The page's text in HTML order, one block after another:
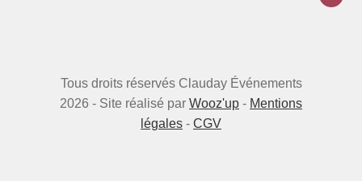
Tous droits réservés Clauday Événements
2026 - Site réalisé par Wooz'up - Mentions
légales - CGV